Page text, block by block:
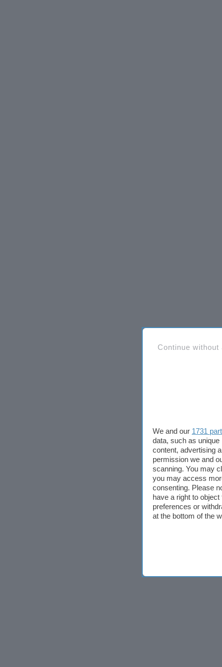
Continue without
We and our 1731
data, such as
content, advertising
permission we and
scanning. You may
you may access
consenting. Please
have a right to
preferences or
at the bottom of the